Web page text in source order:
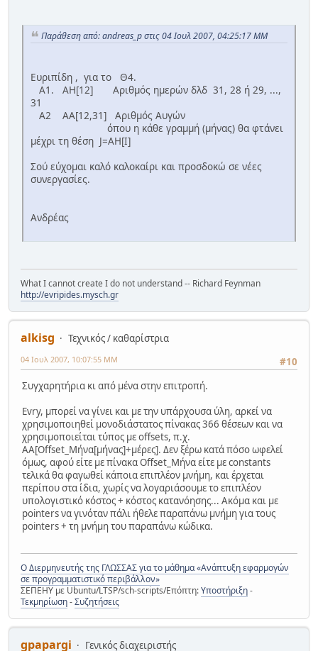
Παράθεση από: andreas_p στις 04 Ιουλ 2007, 04:25:17 ΜΜ
Ευριπίδη , για το Θ4.
Α1. ΑΗ[12] Αριθμός ημερών δλδ 31, 28 ή 29, ...,
31
Α2 ΑΑ[12,31] Αριθμός Αυγών
όπου η κάθε γραμμή (μήνας) θα φτάνει
μέχρι τη θέση J=ΑΗ[Ι]
Σού εύχομαι καλό καλοκαίρι και προσδοκώ σε νέες
συνεργασίες.
Ανδρέας
What I cannot create I do not understand -- Richard Feynman
http://evripides.mysch.gr
alkisg
Τεχνικός / καθαρίστρια
#10
04 Ιουλ 2007, 10:07:55 ΜΜ
Συγχαρητήρια κι από μένα στην επιτροπή.
Evry, μπορεί να γίνει και με την υπάρχουσα ύλη, αρκεί να
χρησιμοποιηθεί μονοδιάστατος πίνακας 366 θέσεων και να
χρησιμοποιείται τύπος με offsets, π.χ.
AA[Offset_Μήνα[μήνας]+μέρες]. Δεν ξέρω κατά πόσο ωφελεί
όμως, αφού είτε με πίνακα Offset_Μήνα είτε με constants
τελικά θα φαγωθεί κάποια επιπλέον μνήμη, και έρχεται
περίπου στα ίδια, χωρίς να λογαριάσουμε το επιπλέον
υπολογιστικό κόστος + κόστος κατανόησης... Ακόμα και με
pointers να γινόταν πάλι ήθελε παραπάνω μνήμη για τους
pointers + τη μνήμη του παραπάνω κώδικα.
Ο Διερμηνευτής της ΓΛΩΣΣΑΣ για το μάθημα «Ανάπτυξη εφαρμογών
σε προγραμματιστικό περιβάλλον»
ΣΕΠΕΗΥ με Ubuntu/LTSP/sch-scripts/Επόπτη:Υποστήριξη-
Τεκμηρίωση-Συζητήσεις
gpapargi Γενικός διαχειριστής